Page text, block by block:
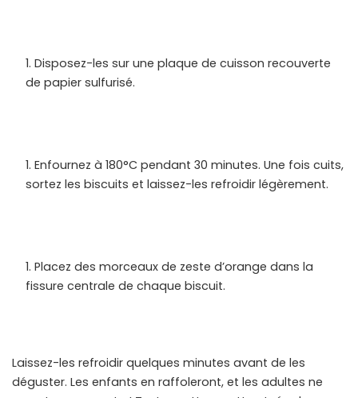
Disposez-les sur une plaque de cuisson recouverte
de papier sulfurisé.
Enfournez à 180°C pendant 30 minutes. Une fois cuits,
sortez les biscuits et laissez-les refroidir légèrement.
Placez des morceaux de zeste d’orange dans la
fissure centrale de chaque biscuit.
Laissez-les refroidir quelques minutes avant de les
déguster. Les enfants en raffoleront, et les adultes ne